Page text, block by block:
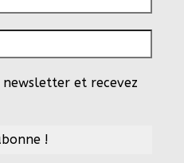
et recevez